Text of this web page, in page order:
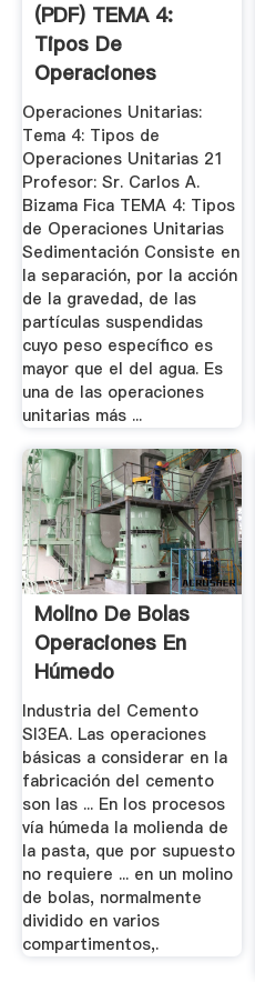
(PDF) TEMA 4:
Tipos De
Operaciones
Unitarias
Operaciones ...
Operaciones Unitarias:
Tema 4: Tipos de
Operaciones Unitarias 21
Profesor: Sr. Carlos A.
Bizama Fica TEMA 4: Tipos
de Operaciones Unitarias
Sedimentación Consiste en
la separación, por la acción
de la gravedad, de las
partículas suspendidas
cuyo peso específico es
mayor que el del agua. Es
una de las operaciones
unitarias más ...
Molino De Bolas
Operaciones En
Húmedo
Industria del Cemento
SI3EA. Las operaciones
básicas a considerar en la
fabricación del cemento
son las ... En los procesos
vía húmeda la molienda de
la pasta, que por supuesto
no requiere ... en un molino
de bolas, normalmente
dividido en varios
compartimentos,.